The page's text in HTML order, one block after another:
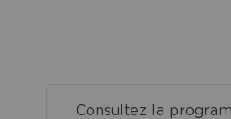
Consultez la